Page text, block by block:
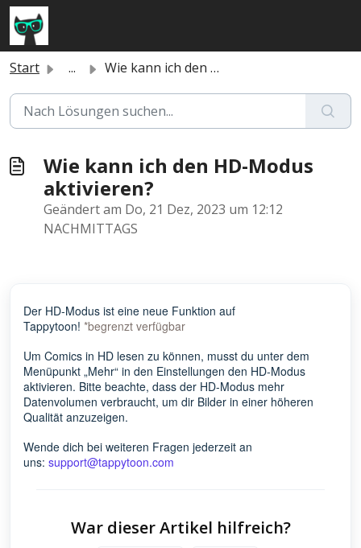
Zum hauptsächlichen Inhalt gehen
Start ... Wie kann ich den HD-Modus aktivieren?
Wie kann ich den HD-Modus
aktivieren?
Geändert am Do, 21 Dez, 2023 um 12:12
NACHMITTAGS
Der HD-Modus ist eine neue Funktion auf
Tappytoon! *begrenzt verfügbar
Um Comics in HD lesen zu können, musst du unter dem
Menüpunkt „Mehr“ in den Einstellungen den HD-Modus
aktivieren. Bitte beachte, dass der HD-Modus mehr
Datenvolumen verbraucht, um dir Bilder in einer höheren
Qualität anzuzeigen.
Wende dich bei weiteren Fragen jederzeit an
uns: support@tappytoon.com
War dieser Artikel hilfreich?